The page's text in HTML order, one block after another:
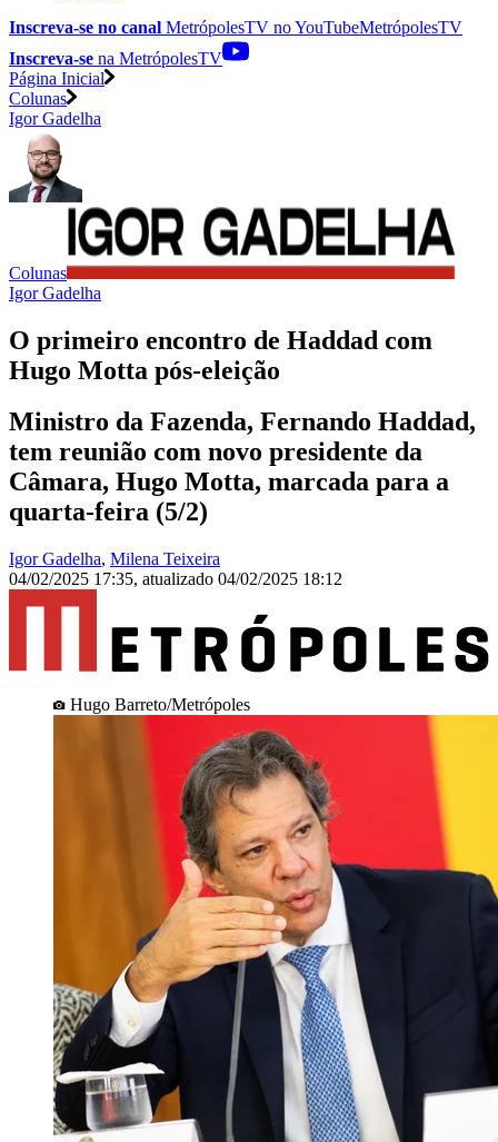
Inscreva-se no canal MetrópolesTV noYouTubeMetrópolesTV
Inscreva-se na MetrópolesTV
Página Inicial
Colunas
Igor Gadelha
Colunas
Igor Gadelha
O primeiro encontro de Haddad com
Hugo Motta pós-eleição
Ministro da Fazenda, Fernando Haddad,
tem reunião com novo presidente da
Câmara, Hugo Motta, marcada para a
quarta-feira (5/2)
Igor Gadelha, Milena Teixeira
04/02/2025 17:35, atualizado 04/02/2025 18:12
Hugo Barreto/Metrópoles